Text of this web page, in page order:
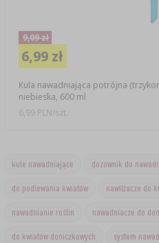
Kula nawadniająca potrójna
niebieska, 600 ml
9,09 zł
6,99 zł
6,99 PLN/szt.
kule nawadniające dozownik do
do podlewania kwiatów nawilżacze do
nawadnianie roślin nawadniacze do
do kwiatów doniczkowych system